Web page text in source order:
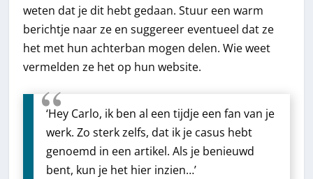
weten dat je dit hebt gedaan. Stuur een warm
berichtje naar ze en suggereer eventueel dat ze
het met hun achterban mogen delen. Wie weet
vermelden ze het op hun website.
‘Hey Carlo, ik ben al een tijdje een fan van je
werk. Zo sterk zelfs, dat ik je casus hebt
genoemd in een artikel. Als je benieuwd
bent, kun je het hier inzien…’